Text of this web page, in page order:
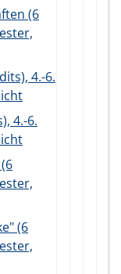
(6
4.-6.
4.-6.
(6